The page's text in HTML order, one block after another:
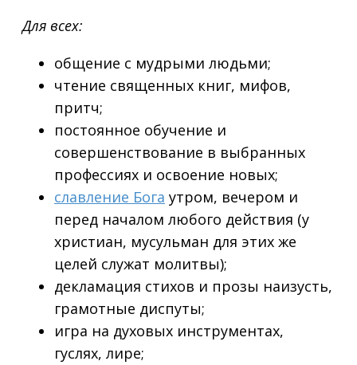
Для всех:
общение с мудрыми людьми;
чтение священных книг, мифов,
притч;
постоянное обучение и
совершенствование в выбранных
профессиях и освоение новых;
славление Бога утром, вечером и
перед началом любого действия (у
христиан, мусульман для этих же
целей служат молитвы);
декламация стихов и прозы наизусть,
грамотные диспуты;
игра на духовых инструментах,
гуслях, лире;